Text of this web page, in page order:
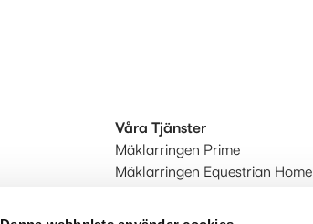
Våra Tjänster
Mäklarringen Prime
Mäklarringen Equestrian Home
Ringmärkt